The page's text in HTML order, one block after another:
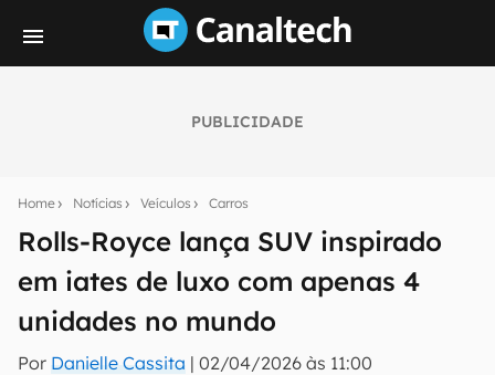
PUBLICIDADE
Home Notícias Veículos Carros
Rolls-Royce lança SUV inspirado
em iates de luxo com apenas 4
unidades no mundo
Por Danielle Cassita | 02/04/2026 às 11:00
notícias e reviews sobre tecnologia em primeira
mão.
E-mail